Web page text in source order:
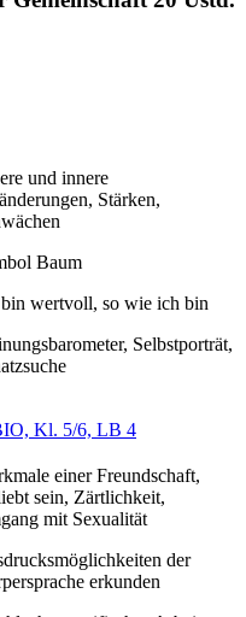
und innere
Stärken,
Baum
wertvoll, so wie ich bin
Selbstporträt,
Kl. 5/6, LB 4
einer Freundschaft,
sein, Zärtlichkeit,
mit Sexualität
der
erkunden